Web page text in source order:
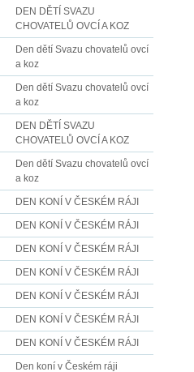
DEN DĚTÍ SVAZU
CHOVATELŮ OVCÍ A KOZ
Den dětí Svazu chovatelů ovcí
a koz
Den dětí Svazu chovatelů ovcí
a koz
DEN DĚTÍ SVAZU
CHOVATELŮ OVCÍ A KOZ
Den dětí Svazu chovatelů ovcí
a koz
DEN KONÍ V ČESKÉM RÁJI
DEN KONÍ V ČESKÉM RÁJI
DEN KONÍ V ČESKÉM RÁJI
DEN KONÍ V ČESKÉM RÁJI
DEN KONÍ V ČESKÉM RÁJI
DEN KONÍ V ČESKÉM RÁJI
DEN KONÍ V ČESKÉM RÁJI
Den koní v Českém ráji